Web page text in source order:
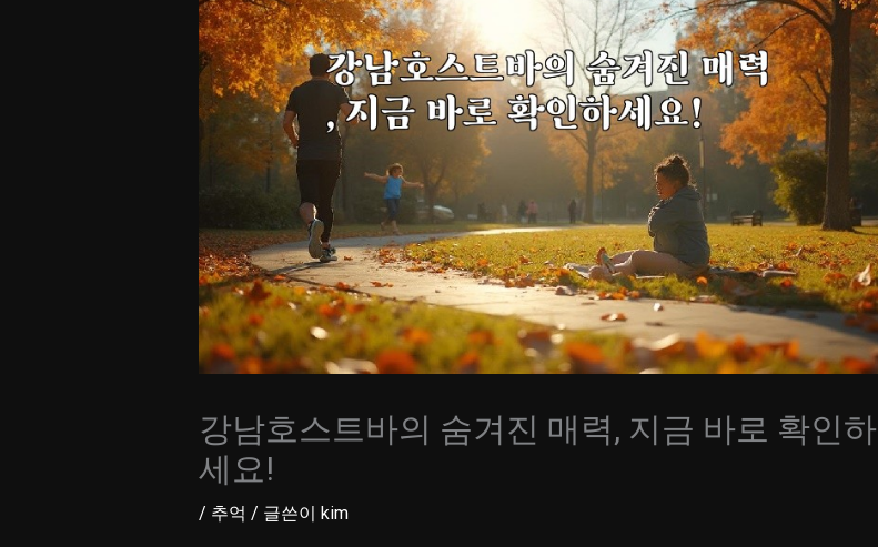
강남호스트바의 숨겨진 매력, 지금 바로 확인하
세요!
/ 추억 / 글쓴이 kim